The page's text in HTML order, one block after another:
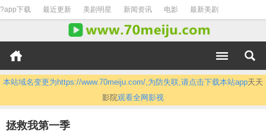
?app下载 最近更新 美剧明星 新闻资讯 电影 最新美剧
本站域名变更为https://www.70meiju.com/,为防失联,请点击下载本站app天天
影院观看全网影视
拯救我第一季